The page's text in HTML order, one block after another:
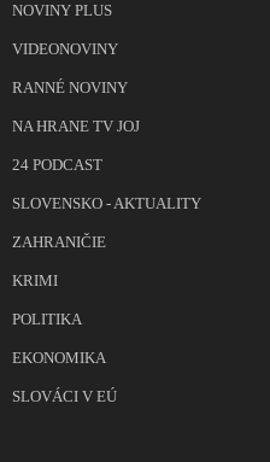
NOVINY PLUS
VIDEONOVINY
RANNÉ NOVINY
NA HRANE TV JOJ
24 PODCAST
SLOVENSKO - AKTUALITY
ZAHRANIČIE
KRIMI
POLITIKA
EKONOMIKA
SLOVÁCI V EÚ